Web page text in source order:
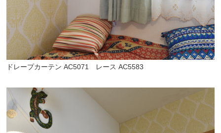
ドレープカーテン AC5071 レース AC5583